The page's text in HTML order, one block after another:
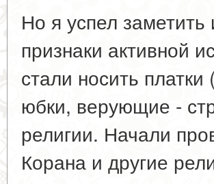
Но я успел
признаки активной
стали носить
юбки, верующие -
религии. Начали
Корана и другие